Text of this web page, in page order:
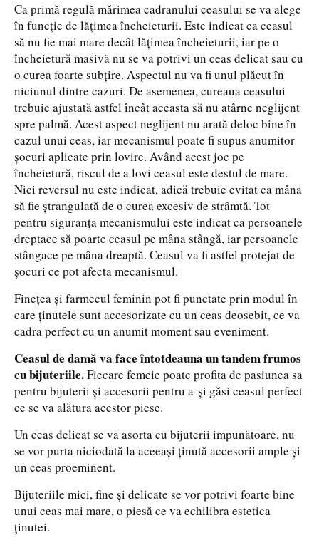
Ca primă regulă mărimea cadranului ceasului se va alege
în funcţie de lăţimea încheieturii. Este indicat ca ceasul
să nu fie mai mare decât lăţimea încheieturii, iar pe o
încheietură masivă nu se va potrivi un ceas delicat sau cu
o curea foarte subţire. Aspectul nu va fi unul plăcut în
niciunul dintre cazuri. De asemenea, cureaua ceasului
trebuie ajustată astfel încât aceasta să nu atârne neglijent
spre palmă. Acest aspect neglijent nu arată deloc bine în
cazul unui ceas, iar mecanismul poate fi supus anumitor
şocuri aplicate prin lovire. Având acest joc pe
încheietură, riscul de a lovi ceasul este destul de mare.
Nici reversul nu este indicat, adică trebuie evitat ca mâna
să fie ştrangulată de o curea excesiv de strâmtă. Tot
pentru siguranţa mecanismului este indicat ca persoanele
dreptace să poarte ceasul pe mâna stângă, iar persoanele
stângace pe mâna dreaptă. Ceasul va fi astfel protejat de
şocuri ce pot afecta mecanismul.
Fineţea şi farmecul feminin pot fi punctate prin modul în
care ţinutele sunt accesorizate cu un ceas deosebit, ce va
cadra perfect cu un anumit moment sau eveniment.
Ceasul de damă va face întotdeauna un tandem frumos
cu bijuteriile.Fiecare femeie poate profita de pasiunea sa
pentru bijuterii şi accesorii pentru a-şi găsi ceasul perfect
ce se va alătura acestor piese.
Un ceas delicat se va asorta cu bijuterii impunătoare, nu
se vor purta niciodată la aceeaşi ţinută accesorii ample şi
un ceas proeminent.
Bijuteriile mici, fine şi delicate se vor potrivi foarte bine
unui ceas mai mare, o piesă ce va echilibra estetica
ţinutei.